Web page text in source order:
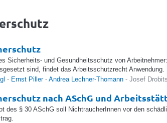
Sicherheits- und Gesundheitsschutz von
sind, findet das Arbeitsschutzrecht Anwendung.
- Ernst Piller-Andrea Lechner-Thomann - Josef
nach ASchG und
des § 30 ASchG soll NichtraucherInnen vor den